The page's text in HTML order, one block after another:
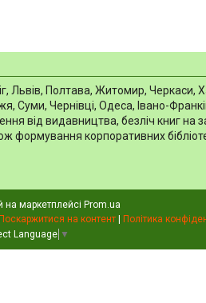
Полтава, Житомир, Черкаси,
Чернівці, Одеса, Івано-
від видавництва, безліч книг
формування корпоративних
на маркетплейсі Prom.ua
Поскаржитися на контент
Політика
Language ▼